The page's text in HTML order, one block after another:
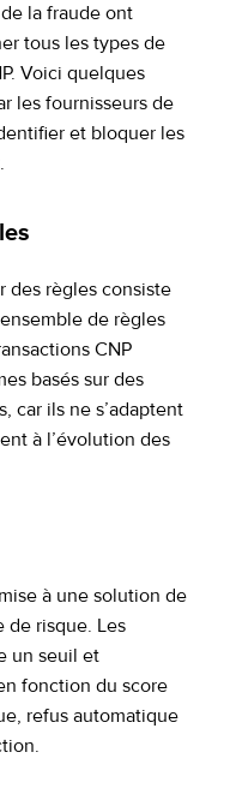
la fraude ont
tous les types de
Voici quelques
les fournisseurs de
et bloquer les
des règles consiste
de règles
CNP
basés sur des
car ils ne s’adaptent
à l’évolution des
à une solution de
de risque. Les
un seuil et
fonction du score
refus automatique